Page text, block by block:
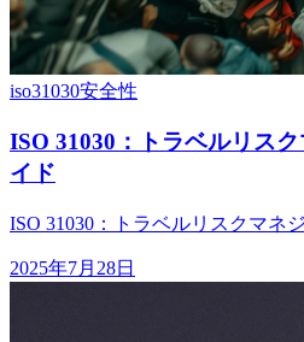
iso31030安全性
ISO 31030：トラベルリス
イド
ISO 31030：トラベルリスクマネ
2025年7月28日